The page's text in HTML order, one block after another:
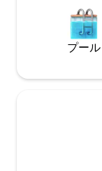
報システムを備
ると、実際に見
素晴らしく、ホ
ンス番号は23-
で最も人気のあ
てクリエイティ
ンチクォーター
トから1マイル未
騒からの一時的
プール